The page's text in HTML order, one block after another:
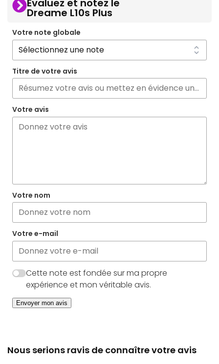
Evaluez et notez le
Dreame L10s Plus
Votre note globale
Titre de votre avis
Votre avis
Votre nom
Votre e-mail
Cette note est fondée sur ma propre
expérience et mon véritable avis.
Envoyer mon avis
Nous serions ravis de connaître votre avis